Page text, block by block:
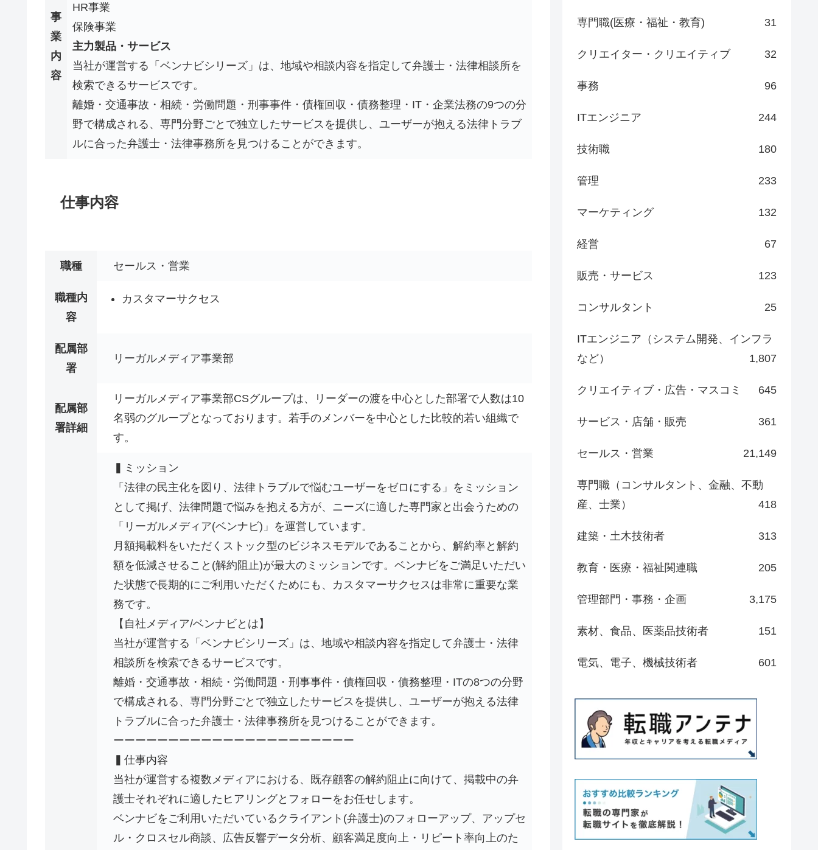
事
業
内
容
HR事業
保険事業
主力製品・サービス
当社が運営する「ベンナビシリーズ」は、地域や相談内容を指定して弁護士・法律相談所を
検索できるサービスです。
離婚・交通事故・相続・労働問題・刑事事件・債権回収・債務整理・IT・企業法務の9つの分
野で構成される、専門分野ごとで独立したサービスを提供し、ユーザーが抱える法律トラブ
ルに合った弁護士・法律事務所を見つけることができます。
仕事内容
職種 セールス・営業
職種内
容
カスタマーサクセス
配属部
署
リーガルメディア事業部
配属部
署詳細
リーガルメディア事業部CSグループは、リーダーの渡を中心とした部署で人数は10
名弱のグループとなっております。若手のメンバーを中心とした比較的若い組織で
す。
▍ミッション
「法律の民主化を図り、法律トラブルで悩むユーザーをゼロにする」をミッション
として掲げ、法律問題で悩みを抱える方が、ニーズに適した専門家と出会うための
「リーガルメディア(ベンナビ)」を運営しています。
月額掲載料をいただくストック型のビジネスモデルであることから、解約率と解約
額を低減させること(解約阻止)が最大のミッションです。ベンナビをご満足いただい
た状態で長期的にご利用いただくためにも、カスタマーサクセスは非常に重要な業
務です。
【自社メディア/ベンナビとは】
当社が運営する「ベンナビシリーズ」は、地域や相談内容を指定して弁護士・法律
相談所を検索できるサービスです。
離婚・交通事故・相続・労働問題・刑事事件・債権回収・債務整理・ITの8つの分野
で構成される、専門分野ごとで独立したサービスを提供し、ユーザーが抱える法律
トラブルに合った弁護士・法律事務所を見つけることができます。
ーーーーーーーーーーーーーーーーーーーーーー
▍仕事内容
当社が運営する複数メディアにおける、既存顧客の解約阻止に向けて、掲載中の弁
護士それぞれに適したヒアリングとフォローをお任せします。
ベンナビをご利用いただいているクライアント(弁護士)のフォローアップ、アップセ
ル・クロスセル商談、広告反響データ分析、顧客満足度向上・リピート率向上のた
専門職(医療・福祉・教育) 31
クリエイター・クリエイティブ 32
事務 96
ITエンジニア 244
技術職 180
管理 233
マーケティング 132
経営 67
販売・サービス 123
コンサルタント 25
ITエンジニア（システム開発、インフラ
など）
1,807
クリエイティブ・広告・マスコミ 645
サービス・店舗・販売 361
セールス・営業 21,149
専門職（コンサルタント、金融、不動
産、士業）
418
建築・土木技術者 313
教育・医療・福祉関連職 205
管理部門・事務・企画 3,175
素材、食品、医薬品技術者 151
電気、電子、機械技術者 601